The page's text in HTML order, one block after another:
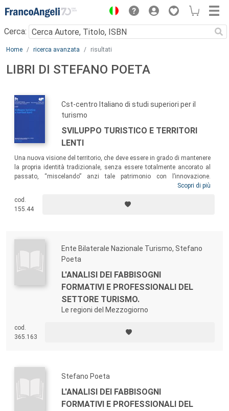
Menu
Cerca:
Main content
Home ricerca avanzata risultati
LIBRI DI STEFANO POETA
Cst-centro Italiano di studi superiori per il
turismo
SVILUPPO TURISTICO E TERRITORI
LENTI
Una nuova visione del territorio, che deve essere in grado di mantenere
la propria identità tradizionale, senza essere totalmente ancorato al
passato, “miscelando” anzi tale patrimonio con l’innovazione.
Attraverso un’originale interpretazione dei legami tra sviluppo turistico
che, lontani da una forte urbanizzazione e da un concetto di crescita
continua, tentano di percorrere nuovi sentieri coerenti con la propria
Scopri di più
cod.
155.44
Ente Bilaterale Nazionale Turismo, Stefano
Poeta
L'ANALISI DEI FABBISOGNI
FORMATIVI E PROFESSIONALI DEL
SETTORE TURISMO.
Le regioni del Mezzogiorno
cod.
365.163
Stefano Poeta
L'ANALISI DEI FABBISOGNI
FORMATIVI E PROFESSIONALI DEL